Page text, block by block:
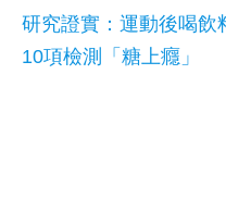
研究證實：運動後喝飲
10項檢測「糖上癮」